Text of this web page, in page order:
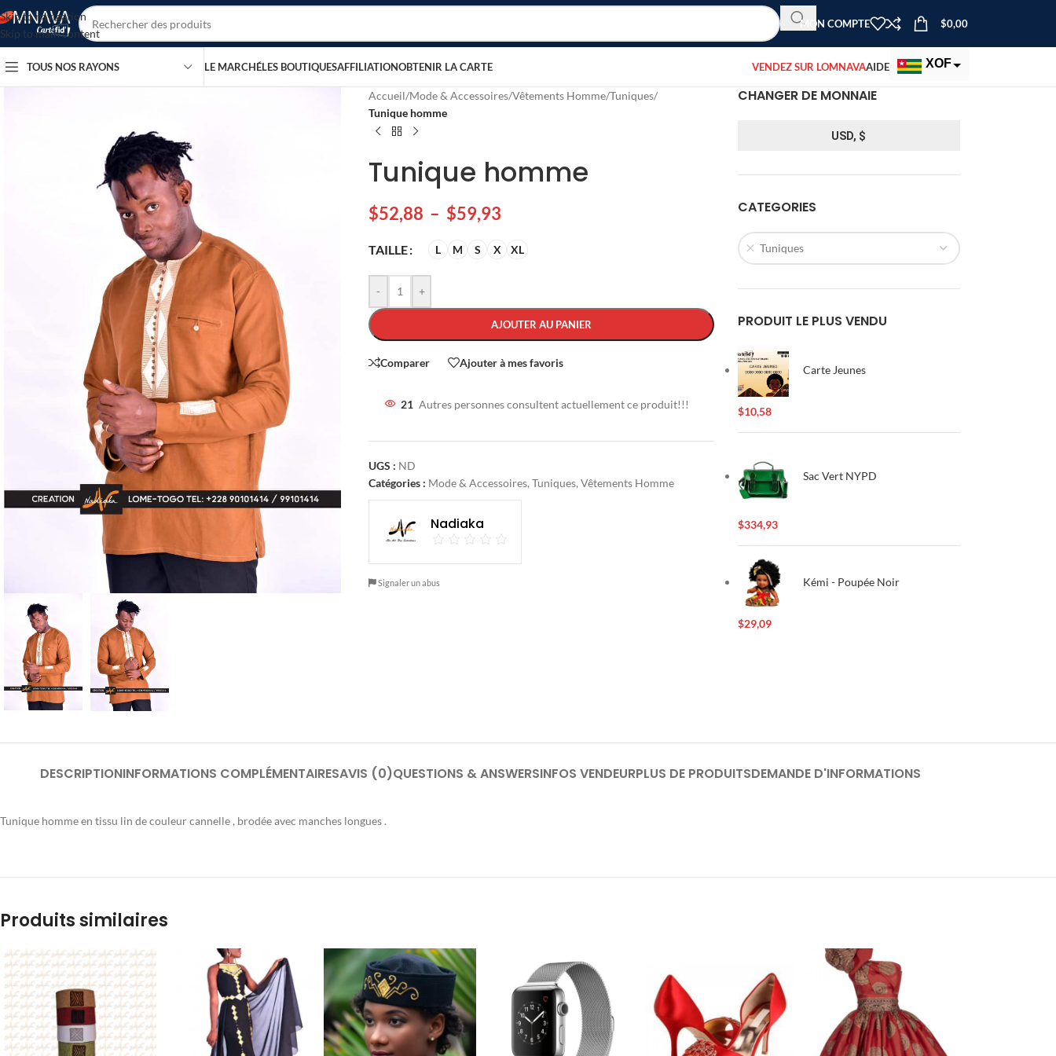
Skip to navigation
Skip to main content
MON COMPTE $0,00
TOUS NOS RAYONS LE MARCHÉLES BOUTIQUESAFFILIATIONOBTENIR LA CARTE VENDEZ SUR LOMNAVAAIDE XOF
Accueil/Mode & Accessoires/Vêtements Homme/Tuniques/
Tunique homme
Tunique homme
$52,88 – $59,93
TAILLE L M S X XL
- +
AJOUTER AU PANIER
Comparer Ajouter à mes favoris
21 Autres personnes consultent actuellement ce produit!!!
UGS : ND
Catégories : Mode & Accessoires, Tuniques, Vêtements Homme
Nadiaka
Signaler un abus
CHANGER DE MONNAIE
USD, $
CATEGORIES
Tuniques
PRODUIT LE PLUS VENDU
Carte Jeunes
$10,58
Sac Vert NYPD
$334,93
Kémi - Poupée Noir
$29,09
DESCRIPTIONINFORMATIONS COMPLÉMENTAIRESAVIS (0)QUESTIONS & ANSWERSINFOS VENDEURPLUS DE PRODUITSDEMANDE D'INFORMATIONS
Tunique homme en tissu lin de couleur cannelle , brodée avec manches longues .
Produits similaires